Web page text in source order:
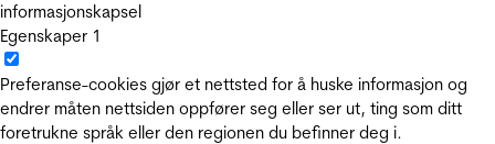
informasjonskapsel
Egenskaper 1
Preferanse-cookies gjør et nettsted for å huske informasjon og
endrer måten nettsiden oppfører seg eller ser ut, ting som ditt
foretrukne språk eller den regionen du befinner deg i.